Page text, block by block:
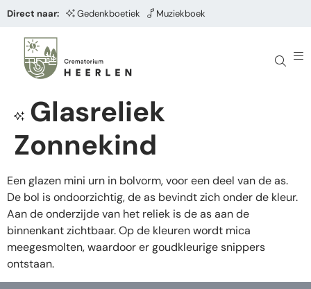
Direct naar: Gedenkboetiek Muziekboek
Glasreliek
Zonnekind
Een glazen mini urn in bolvorm, voor een deel van de as.
De bol is ondoorzichtig, de as bevindt zich onder de kleur.
Aan de onderzijde van het reliek is de as aan de
binnenkant zichtbaar. Op de kleuren wordt mica
meegesmolten, waardoor er goudkleurige snippers
ontstaan.